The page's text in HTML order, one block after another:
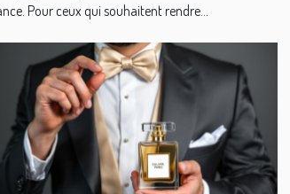
Pour ceux qui souhaitent rendre...